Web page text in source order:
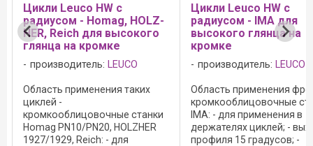
Цикли Leuco HW с
радиусом - Homag, HOLZ-
HER, Reich для высокого
глянца на кромке
производитель: LEUCO
Область применения таких
циклей -
кромкооблицовочные станки
Homag PN10/PN20, HOLZHER
1927/1929, Reich: - для
Цикли Leuco HW с
радиусом - IMA для
высокого глянца на
кромке
производитель: LEUCO
Область применения
кромкооблицовочные
IMA: - для применения в
держателях циклей; -
профиля 15 градусов; -